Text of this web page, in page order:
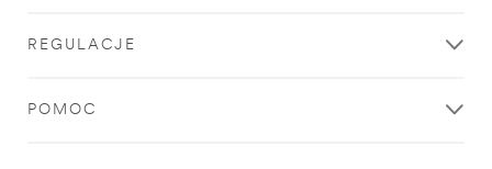
REGULACJE
POMOC